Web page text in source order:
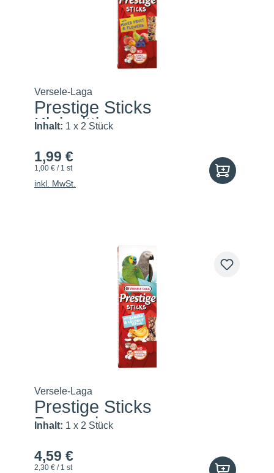
Versele-Laga
Prestige Sticks
Kleinsittic...
Inhalt: 1 x 2 Stück
1,99 €
1,00 € / 1 st
inkl. MwSt.
Versele-Laga
Prestige Sticks
Papageien m...
Inhalt: 1 x 2 Stück
4,59 €
2,30 € / 1 st